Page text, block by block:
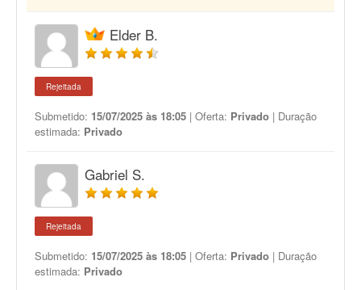
Elder B.
Rejeitada
Submetido: 15/07/2025 às 18:05 | Oferta: Privado | Duração
estimada: Privado
Gabriel S.
Rejeitada
Submetido: 15/07/2025 às 18:05 | Oferta: Privado | Duração
estimada: Privado